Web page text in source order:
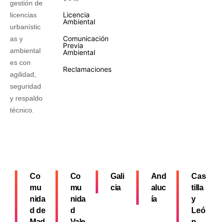
gestión de
licencias
urbanístic
as y
ambiental
es con
agilidad,
seguridad
y respaldo
técnico.
Licencia
Ambiental
Comunicación
Previa
Ambiental
Reclamaciones
Co
mu
nida
d de
Co
mu
nida
d
Gali
cia
And
aluc
ía
Cas
tilla
y
Leó